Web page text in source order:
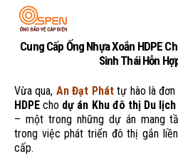
Cung Cấp Ống Nhựa Xoắn HDPE
Sinh Thái Hỗn
Vừa qua, An Đạt Pháttự hào là
HDPE cho dự án Khu đô thị Du
– một trong những dự án mang
trong việc phát triển đô thị gắn
cấp.